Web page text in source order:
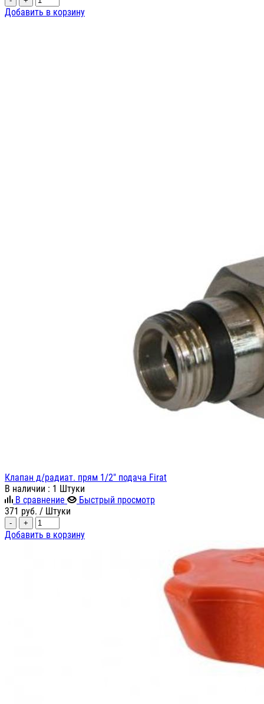
Добавить в корзину
Клапан д/радиат. прям 1/2" подача Firat
В наличии : 1 Штуки
В сравнение
Быстрый просмотр
371 руб. / Штуки
- +
Добавить в корзину